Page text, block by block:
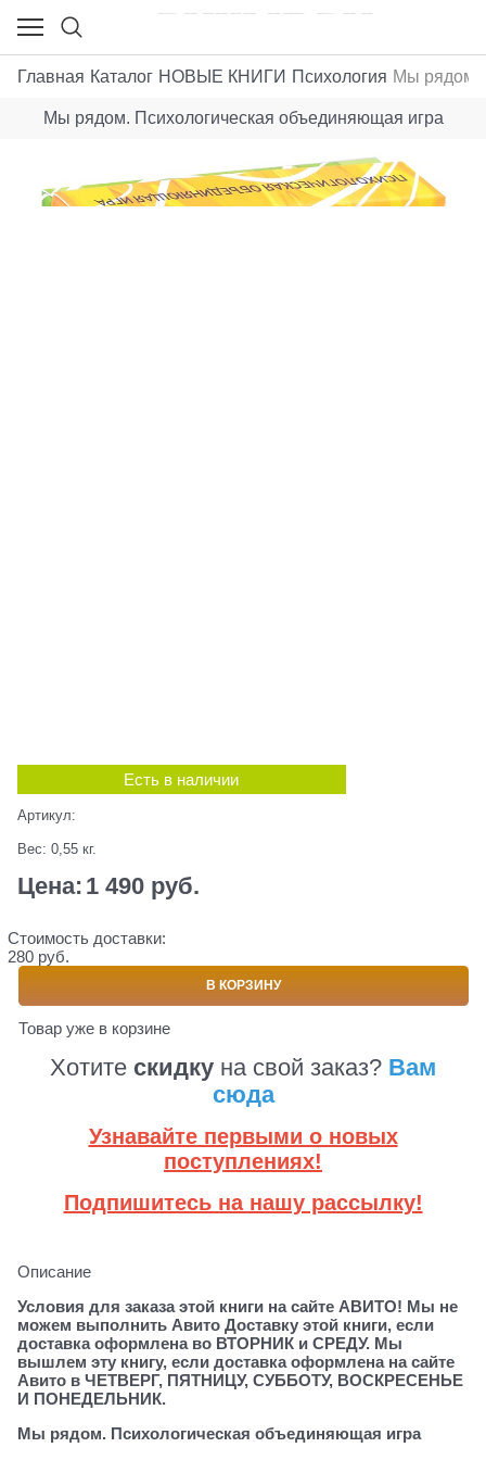
Главная Каталог НОВЫЕ КНИГИ Психология Мы рядом.
Мы рядом. Психологическая объединяющая игра
Есть в наличии
Артикул:
Вес: 0,55 кг.
Цена: 1 490 руб.
Стоимость доставки:
280 руб.
В КОРЗИНУ
Товар уже в корзине
Хотите скидку на свой заказ? Вам
сюда
Узнавайте первыми о новых
поступлениях!
Подпишитесь на нашу рассылку!
Описание
Условия для заказа этой книги на сайте АВИТО! Мы не
можем выполнить Авито Доставку этой книги, если
доставка оформлена во ВТОРНИК и СРЕДУ. Мы
вышлем эту книгу, если доставка оформлена на сайте
Авито в ЧЕТВЕРГ, ПЯТНИЦУ, СУББОТУ, ВОСКРЕСЕНЬЕ
И ПОНЕДЕЛЬНИК.
Мы рядом. Психологическая объединяющая игра